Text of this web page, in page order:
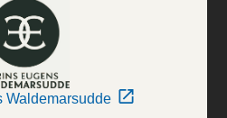
Waldemarsudde